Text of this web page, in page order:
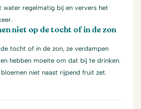
water regelmatig bij en ververs het
niet op de tocht of in de zon
tocht of in de zon, ze verdampen
hebben moeite om dat bij te drinken.
niet naast rijpend fruit zet.